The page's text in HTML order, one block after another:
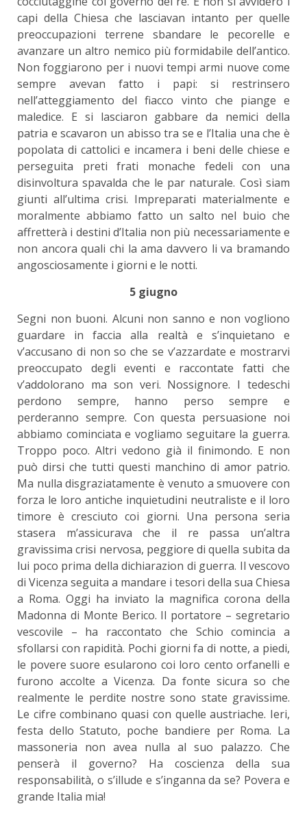
capi della Chiesa che lasciavan intanto per quelle
preoccupazioni terrene sbandare le pecorelle e
avanzare un altro nemico più formidabile dell’antico.
Non foggiarono per i nuovi tempi armi nuove come
sempre avevan fatto i papi: si restrinsero
nell’atteggiamento del fiacco vinto che piange e
maledice. E si lasciaron gabbare da nemici della
patria e scavaron un abisso tra se e l’Italia una che è
popolata di cattolici e incamera i beni delle chiese e
perseguita preti frati monache fedeli con una
disinvoltura spavalda che le par naturale. Così siam
giunti all’ultima crisi. Impreparati materialmente e
moralmente abbiamo fatto un salto nel buio che
affretterà i destini d’Italia non più necessariamente e
non ancora quali chi la ama davvero li va bramando
angosciosamente i giorni e le notti.
5 giugno
Segni non buoni. Alcuni non sanno e non vogliono
guardare in faccia alla realtà e s’inquietano e
v’accusano di non so che se v’azzardate e mostrarvi
preoccupato degli eventi e raccontate fatti che
v’addolorano ma son veri. Nossignore. I tedeschi
perdono sempre, hanno perso sempre e
perderanno sempre. Con questa persuasione noi
abbiamo cominciata e vogliamo seguitare la guerra.
Troppo poco. Altri vedono già il finimondo. E non
può dirsi che tutti questi manchino di amor patrio.
Ma nulla disgraziatamente è venuto a smuovere con
forza le loro antiche inquietudini neutraliste e il loro
timore è cresciuto coi giorni. Una persona seria
stasera m’assicurava che il re passa un’altra
gravissima crisi nervosa, peggiore di quella subita da
lui poco prima della dichiarazion di guerra. Il vescovo
di Vicenza seguita a mandare i tesori della sua Chiesa
a Roma. Oggi ha inviato la magnifica corona della
Madonna di Monte Berico. Il portatore – segretario
vescovile – ha raccontato che Schio comincia a
sfollarsi con rapidità. Pochi giorni fa di notte, a piedi,
le povere suore esularono coi loro cento orfanelli e
furono accolte a Vicenza. Da fonte sicura so che
realmente le perdite nostre sono state gravissime.
Le cifre combinano quasi con quelle austriache. Ieri,
festa dello Statuto, poche bandiere per Roma. La
massoneria non avea nulla al suo palazzo. Che
penserà il governo? Ha coscienza della sua
responsabilità, o s’illude e s’inganna da se? Povera e
grande Italia mia!